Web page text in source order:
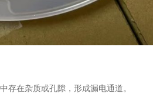
存在杂质或孔隙，形成漏电通道。